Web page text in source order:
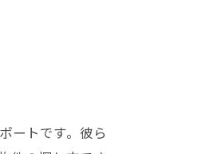
ートです。彼ら